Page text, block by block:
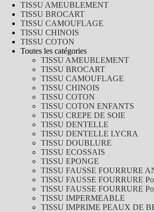
TISSU AMEUBLEMENT
TISSU BROCART
TISSU CAMOUFLAGE
TISSU CHINOIS
TISSU COTON
Toutes les catégories
TISSU AMEUBLEMENT
TISSU BROCART
TISSU CAMOUFLAGE
TISSU CHINOIS
TISSU COTON
TISSU COTON ENFANTS
TISSU CREPE DE SOIE
TISSU DENTELLE
TISSU DENTELLE LYCRA
TISSU DOUBLURE
TISSU ECOSSAIS
TISSU EPONGE
TISSU FAUSSE FOURRURE
TISSU FAUSSE FOURRURE
TISSU FAUSSE FOURRURE
TISSU IMPERMEABLE
TISSU IMPRIME PEAUX DE